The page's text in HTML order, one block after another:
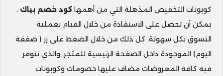
كوبونات التخفيض المذهلة التي من أهمها كود خصم بياك ،
يمكن أن تحصل على الاستفادة من خلال القيام بعملية
التسوق بكل سهولة. كل ذلك من خلال الضغط على زر ( صفقة
اليوم) الموجودة داخل الصفحة الرئيسية للمتجر، والذي تتوفر
فيه كافة المعروضات مضاف عليها خصومات وكوبونات